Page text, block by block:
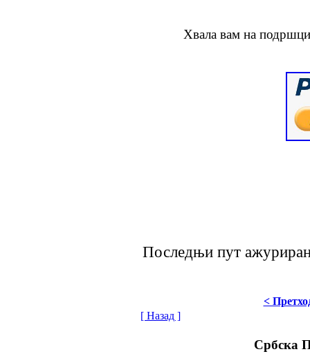
Хвала вам на
Последњи пут
<
[ Назад ]
Србска